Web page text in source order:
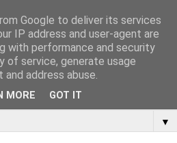
▼
Google to deliver its services
IP address and user-agent are
with performance and security
of service, generate usage
address abuse.
MORE GOT IT